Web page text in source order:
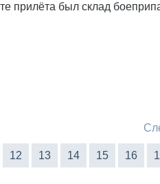
прилёта был склад
12 13 14 15 16